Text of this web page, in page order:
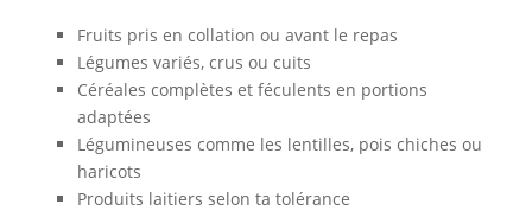
Fruits pris en collation ou avant le repas
Légumes variés, crus ou cuits
Céréales complètes et féculents en portions
adaptées
Légumineuses comme les lentilles, pois chiches ou
haricots
Produits laitiers selon ta tolérance